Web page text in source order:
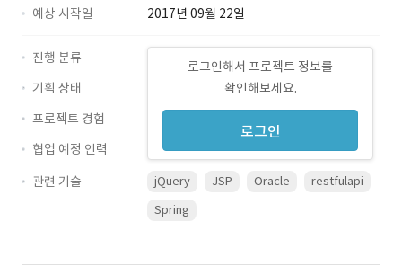
예상 시작일
2017년 09월 22일
로그인해서 프로젝트 정보를
확인해보세요.
로그인
진행 분류
기획 상태
프로젝트 경험
협업 예정 인력
관련 기술
jQuery JSP Oracle
restfulapi
Spring